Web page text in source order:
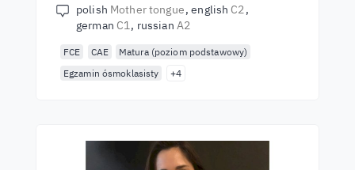
polish Mother tongue english C2
german C1 russian A2
FCE CAE
Matura (poziom podstawowy)
Egzamin ósmoklasisty
+4